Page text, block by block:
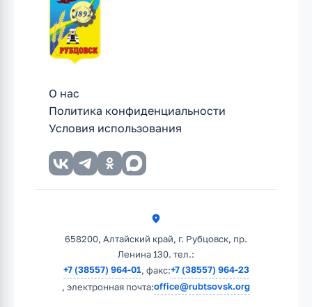
О нас
Политика конфиденциальности
Условия использования
658200, Алтайский край, г. Рубцовск, пр.
Ленина 130. тел.:
+7 (38557) 964-01, факс:+7 (38557) 964-23
, электронная почта:office@rubtsovsk.org